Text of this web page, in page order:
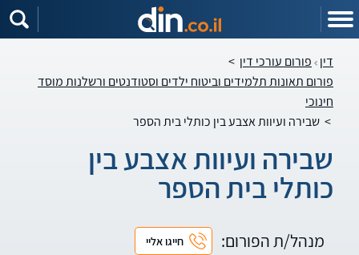
דין פורום עורכי דין >
פורום תאונות תלמידים וביטוח ילדים וסטודנטים ורשלנות מוסד
חינוכי
> שבירה ועיוות אצבע בין כותלי בית הספר
שבירה ועיוות אצבע בין
כותלי בית הספר
מנהל/ת הפורום: חייגו אליי